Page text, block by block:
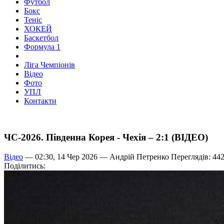
Футбол
Бокс
Теніс
ХОКЕЙ
Баскетбол
Формула 1
Ліга Чемпіонів
Відео
Фото
УПЛ
Контакти
ЧС-2026. Південна Корея - Чехія – 2:1 (ВІДЕО)
Відео — 02:30, 14 Чер 2026 — Андрій Петренко Переглядів: 442
Поділитись: